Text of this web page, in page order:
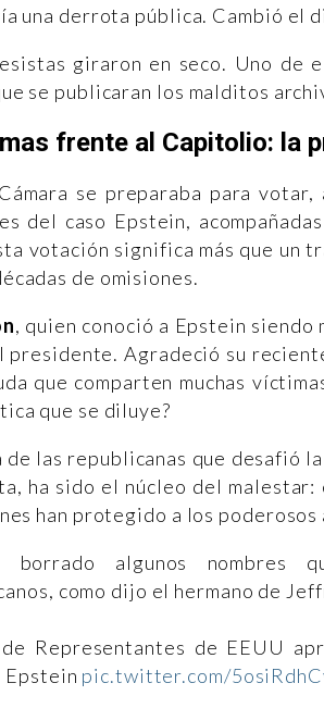
una derrota pública. Cambió el
giraron en seco. Uno de
se publicaran los malditos
frente al Capitolio: la
se preparaba para
del caso Epstein,
votación significa más que un
de omisiones.
, quien conoció a Epstein
presidente. Agradeció su
que comparten muchas
que se diluye?
de las republicanas que desafió
ha sido el núcleo del
han protegido a los poderosos
borrado algunos nombres
como dijo el hermano de
de Representantes de EEUU
Epstein pic.twitter.com/